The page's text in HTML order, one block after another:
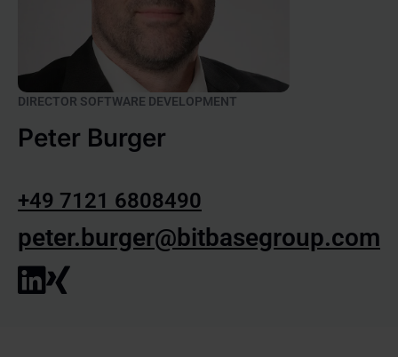
DIRECTOR SOFTWARE DEVELOPMENT
Peter Burger
+49 7121 6808490
peter.burger@bitbasegroup.com